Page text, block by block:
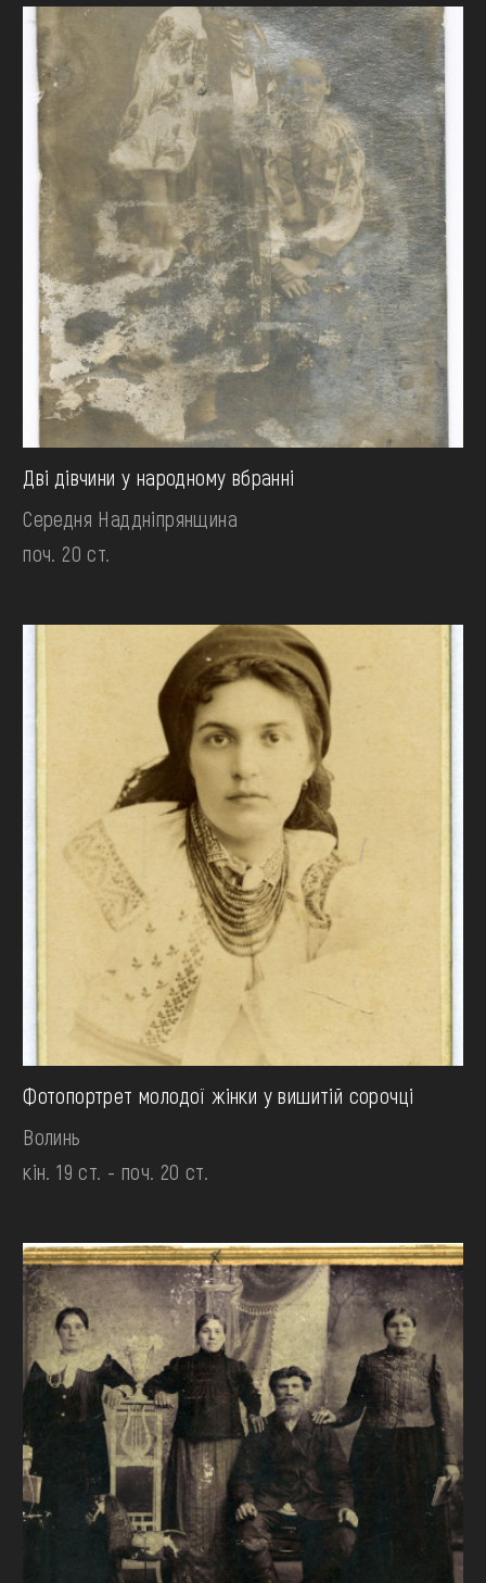
Дві дівчини у народному вбранні
Середня Наддніпрянщина
поч. 20 ст.
Фотопортрет молодої жінки у вишитій сорочці
Волинь
кін. 19 ст. - поч. 20 ст.